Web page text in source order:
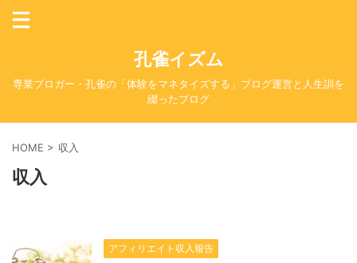
孔雀イズム
専業ブロガー・孔雀の「体験をマネタイズする」ブログ運営と人生訓を
綴ったブログ
HOME > 収入
収入
アフィリエイト収入報告